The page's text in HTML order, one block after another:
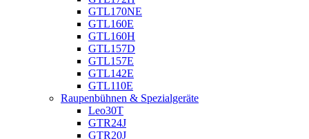
GTL170NE
GTL160E
GTL160H
GTL157D
GTL157E
GTL142E
GTL110E
Raupenbühnen & Spezialgeräte
Leo30T
GTR24J
GTR20J